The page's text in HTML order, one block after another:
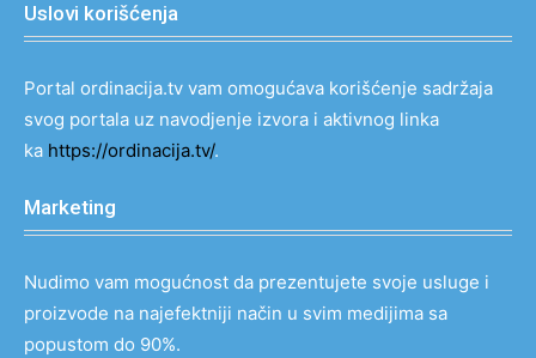
Uslovi korišćenja
Portal ordinacija.tv vam omogućava korišćenje sadržaja
svog portala uz navodjenje izvora i aktivnog linka
ka https://ordinacija.tv/.
Marketing
Nudimo vam mogućnost da prezentujete svoje usluge i
proizvode na najefektniji način u svim medijima sa
popustom do 90%.